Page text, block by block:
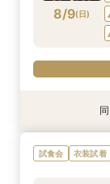
8/9(日)
衣装試着
衣装試着
衣装試着
特典あ
衣装試着
衣装試着
試食会 衣装試着